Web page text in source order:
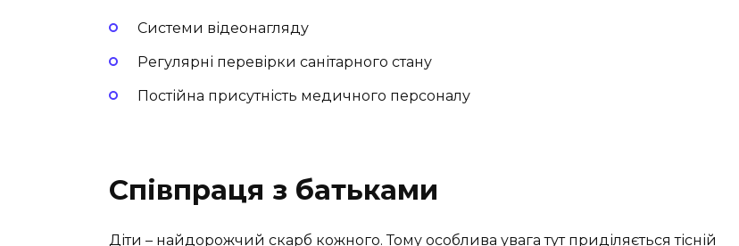
Системи відеонагляду
Регулярні перевірки санітарного стану
Постійна присутність медичного персоналу
Співпраця з батьками
Діти – найдорожчий скарб кожного. Тому особлива увага тут приділяється тісній